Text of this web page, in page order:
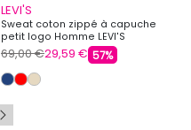
LEVI'S
Sweat coton zippé à capuche
petit logo Homme LEVI'S
69,00 €29,59 € 57%